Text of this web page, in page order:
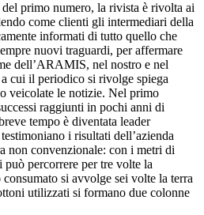
primo numero, la rivista è rivolta ai
come clienti gli intermediari della
informati di tutto quello che
nuovi traguardi, per affermare
dell’ARAMIS, nel nostro e nel
cui il periodico si rivolge spiega
veicolate le notizie. Nel primo
raggiunti in pochi anni di
tempo è diventata leader
i risultati dell’azienda
non convenzionale: con i metri di
percorrere per tre volte la
si avvolge sei volte la terra
utilizzati si formano due colonne